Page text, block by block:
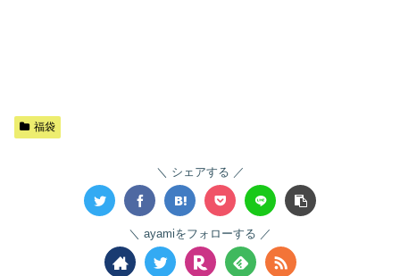
福袋
シェアする
ayamiをフォローする